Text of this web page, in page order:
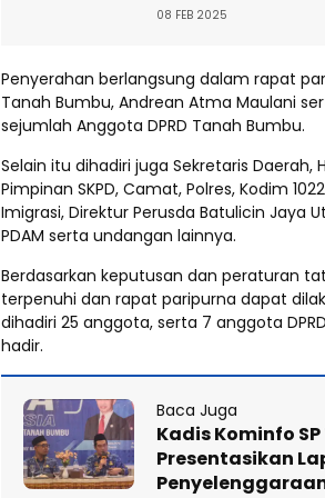
08 FEB 2025
Penyerahan berlangsung dalam rapat
Tanah Bumbu, Andrean Atma Maulani
sejumlah Anggota DPRD Tanah Bumbu.
Selain itu dihadiri juga Sekretaris Daerah,
Pimpinan SKPD, Camat, Polres, Kodim
Imigrasi, Direktur Perusda Batulicin Jaya
PDAM serta undangan lainnya.
Berdasarkan keputusan dan peraturan
terpenuhi dan rapat paripurna dapat
dihadiri 25 anggota, serta 7 anggota
hadir.
Baca Juga
Kadis Kominfo
Presentasikan